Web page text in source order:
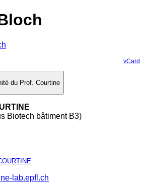
vCard
du Prof. Courtine
Biotech bâtiment B3)
lab.epfl.ch